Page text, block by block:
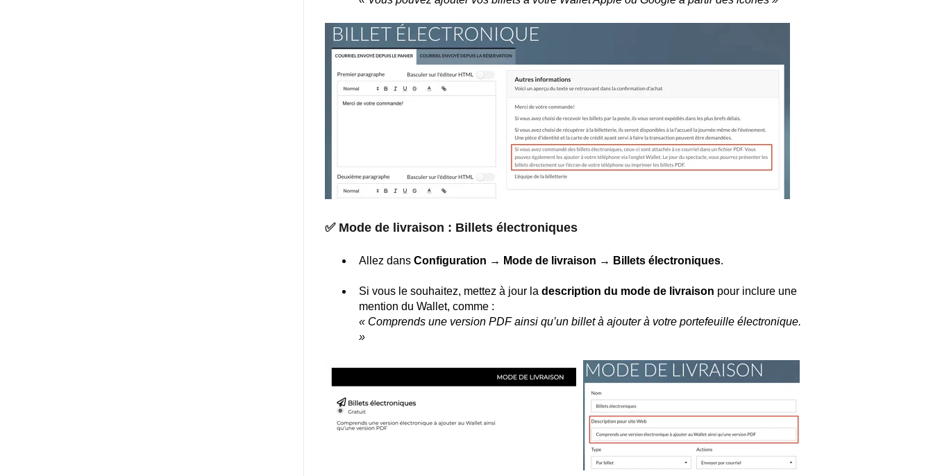
✅ Mode de livraison : Billets électroniques
Allez dans Configuration → Mode de livraison → Billets électroniques.
Si vous le souhaitez, mettez à jour la description du mode de livraison pour inclure une
mention du Wallet, comme :
« Comprends une version PDF ainsi qu’un billet à ajouter à votre portefeuille électronique.
»